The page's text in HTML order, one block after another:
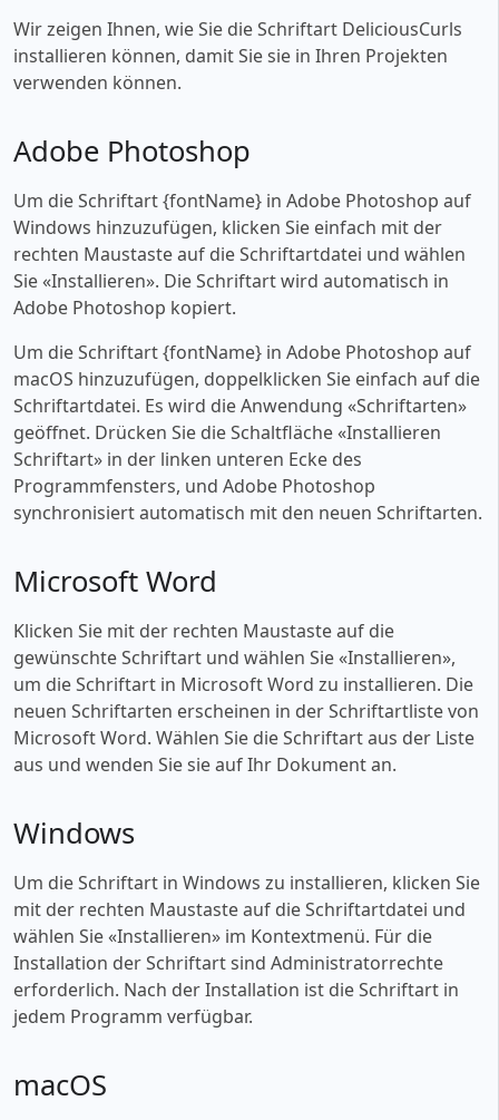
Wir zeigen Ihnen, wie Sie die Schriftart DeliciousCurls
installieren können, damit Sie sie in Ihren Projekten
verwenden können.
Adobe Photoshop
Um die Schriftart {fontName} in Adobe Photoshop auf
Windows hinzuzufügen, klicken Sie einfach mit der
rechten Maustaste auf die Schriftartdatei und wählen
Sie «‎Installieren». Die Schriftart wird automatisch in
Adobe Photoshop kopiert.
Um die Schriftart {fontName} in Adobe Photoshop auf
macOS hinzuzufügen, doppelklicken Sie einfach auf die
Schriftartdatei. Es wird die Anwendung «‎Schriftarten»
geöffnet. Drücken Sie die Schaltfläche «‎Installieren
Schriftart» in der linken unteren Ecke des
Programmfensters, und Adobe Photoshop
synchronisiert automatisch mit den neuen Schriftarten.
Microsoft Word
Klicken Sie mit der rechten Maustaste auf die
gewünschte Schriftart und wählen Sie «‎Installieren»,
um die Schriftart in Microsoft Word zu installieren. Die
neuen Schriftarten erscheinen in der Schriftartliste von
Microsoft Word. Wählen Sie die Schriftart aus der Liste
aus und wenden Sie sie auf Ihr Dokument an.
Windows
Um die Schriftart in Windows zu installieren, klicken Sie
mit der rechten Maustaste auf die Schriftartdatei und
wählen Sie «‎Installieren» im Kontextmenü. Für die
Installation der Schriftart sind Administratorrechte
erforderlich. Nach der Installation ist die Schriftart in
jedem Programm verfügbar.
macOS